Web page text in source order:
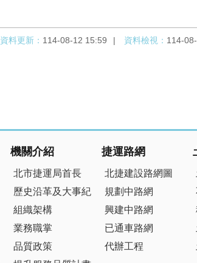
資料更新： 114-08-12 15:59 資料檢視： 114-
機關介紹
北市捷運局首長
歷史沿革及大事紀
組織架構
業務職掌
品質政策
捷運路網
北捷建設路網圖
規劃中路網
興建中路網
已通車路網
代辦工程